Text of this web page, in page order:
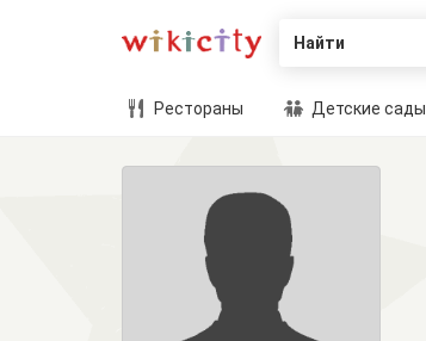
Найти
Рестораны Детские сады